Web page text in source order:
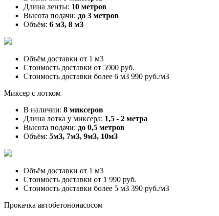
Длина ленты: 10 метров
Высота подачи: до 3 метров
Объём: 6 м3, 8 м3
Объём доставки от 1 м3
Стоимость доставки от 5900 руб.
Стоимость доставки более 6 м3 990 руб./м3
Миксер с лотком
В наличии: 8 миксеров
Длина лотка у миксера: 1,5 - 2 метра
Высота подачи: до 0,5 метров
Объём: 5м3, 7м3, 9м3, 10м3
Объём доставки от 1 м3
Стоимость доставки от 1 990 руб.
Стоимость доставки более 5 м3 390 руб./м3
Прокачка автобетононасосом